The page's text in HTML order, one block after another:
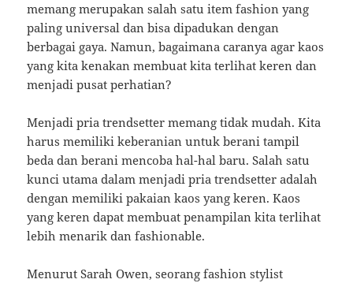
memang merupakan salah satu item fashion yang
paling universal dan bisa dipadukan dengan
berbagai gaya. Namun, bagaimana caranya agar kaos
yang kita kenakan membuat kita terlihat keren dan
menjadi pusat perhatian?
Menjadi pria trendsetter memang tidak mudah. Kita
harus memiliki keberanian untuk berani tampil
beda dan berani mencoba hal-hal baru. Salah satu
kunci utama dalam menjadi pria trendsetter adalah
dengan memiliki pakaian kaos yang keren. Kaos
yang keren dapat membuat penampilan kita terlihat
lebih menarik dan fashionable.
Menurut Sarah Owen, seorang fashion stylist